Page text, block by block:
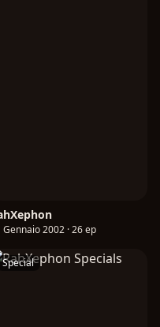
Gennaio 2002 · 26 ep
Special